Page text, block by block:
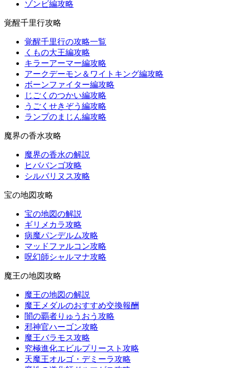
ゾンビ編攻略
覚醒千里行攻略
覚醒千里行の攻略一覧
くもの大王編攻略
キラーアーマー編攻略
アークデーモン＆ワイトキング編攻略
ボーンファイター編攻略
じごくのつかい編攻略
うごくせきぞう編攻略
ランプのまじん編攻略
魔界の香水攻略
魔界の香水の解説
ヒババンゴ攻略
シルバリヌス攻略
宝の地図攻略
宝の地図の解説
ギリメカラ攻略
病魔パンデルム攻略
マッドファルコン攻略
呪幻師シャルマナ攻略
魔王の地図攻略
魔王の地図の解説
魔王メダルのおすすめ交換報酬
闇の覇者りゅうおう攻略
邪神官ハーゴン攻略
魔王バラモス攻略
究極進化エビルプリースト攻略
天魔王オルゴ・デミーラ攻略